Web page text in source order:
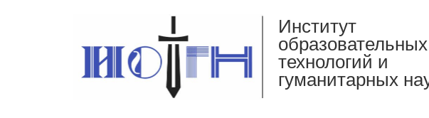
Институт
образовательных
технологий и
гуманитарных